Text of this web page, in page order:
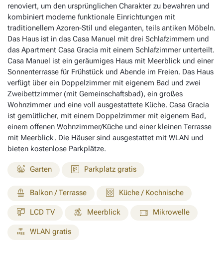
renoviert, um den ursprünglichen Charakter zu bewahren und
kombiniert moderne funktionale Einrichtungen mit
traditionellem Azoren-Stil und eleganten, teils antiken Möbeln.
Das Haus ist in das Casa Manuel mit drei Schlafzimmern und
das Apartment Casa Gracia mit einem Schlafzimmer unterteilt.
Casa Manuel ist ein geräumiges Haus mit Meerblick und einer
Sonnenterrasse für Frühstück und Abende im Freien. Das Haus
verfügt über ein Doppelzimmer mit eigenem Bad und zwei
Zweibettzimmer (mit Gemeinschaftsbad), ein großes
Wohnzimmer und eine voll ausgestattete Küche. Casa Gracia
ist gemütlicher, mit einem Doppelzimmer mit eigenem Bad,
einem offenen Wohnzimmer/Küche und einer kleinen Terrasse
mit Meerblick. Die Häuser sind ausgestattet mit WLAN und
bieten kostenlose Parkplätze.
Garten Parkplatz gratis
Balkon / Terrasse Küche / Kochnische
LCD TV Meerblick Mikrowelle
WLAN gratis